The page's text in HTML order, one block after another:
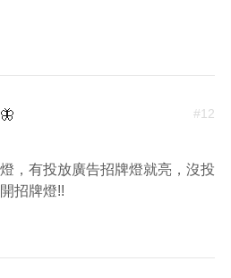
，有投放廣告招牌燈就亮，沒投
招牌燈!!
#12